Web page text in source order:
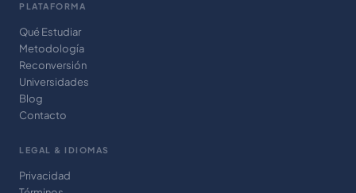
PLATAFORMA
Qué Estudiar
Metodología
Reconversión
Universidades
Blog
Contacto
LEGAL & IDIOMAS
Privacidad